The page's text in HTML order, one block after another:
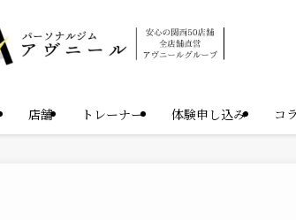
店舗 トレーナー 体験申し込み コ